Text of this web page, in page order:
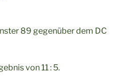
89 gegenüber dem DC
von 11 : 5.